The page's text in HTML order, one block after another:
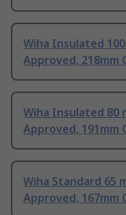
Wiha Insulated 100
Approved, 218mm
Wiha Insulated 80
Approved, 191mm
Wiha Standard 65
Approved, 167mm